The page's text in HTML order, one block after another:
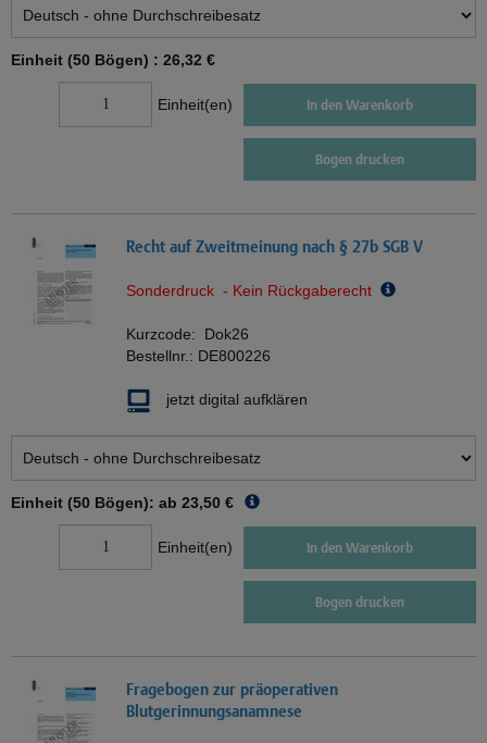
Einheit (50 Bögen) : 26,32 €
Einheit(en) In den Warenkorb
Bogen drucken
Recht auf Zweitmeinung nach § 27b SGB V
Sonderdruck - Kein Rückgaberecht
Kurzcode: Dok26
Bestellnr.: DE800226
jetzt digital aufklären
Einheit (50 Bögen): ab 23,50 €
Einheit(en) In den Warenkorb
Bogen drucken
Fragebogen zur präoperativen
Blutgerinnungsanamnese